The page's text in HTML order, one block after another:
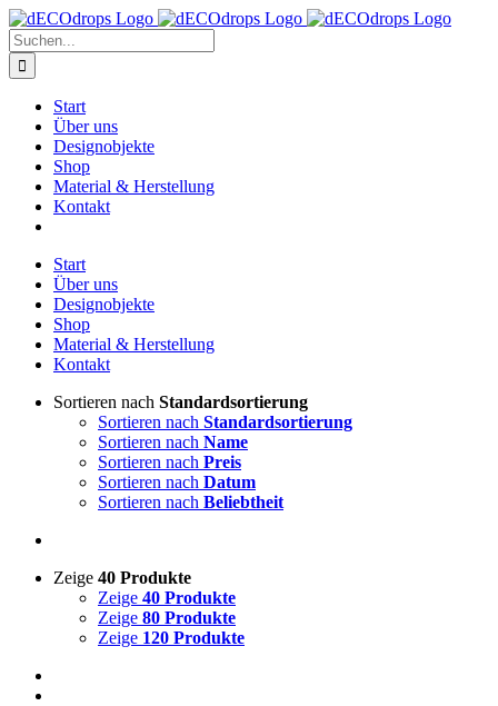
Zum
Inhalt
springen
Suche
nach:
Start
Über uns
Designobjekte
Shop
Material & Herstellung
Kontakt
Start
Über uns
Designobjekte
Shop
Material & Herstellung
Kontakt
Sortieren nach Standardsortierung
Sortieren nach Standardsortierung
Sortieren nach Name
Sortieren nach Preis
Sortieren nach Datum
Sortieren nach Beliebtheit
Zeige 40 Produkte
Zeige 40 Produkte
Zeige 80 Produkte
Zeige 120 Produkte